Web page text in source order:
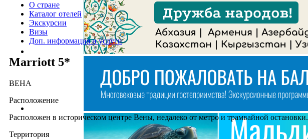
О стране
Каталог отелей
Экскурсии
Визы
Доп. информация и услуги
Marriott 5*
ВЕНА
Расположение
Расположен в историческом центре Вены, недалеко от метро и трамвайной остановки.
Территория